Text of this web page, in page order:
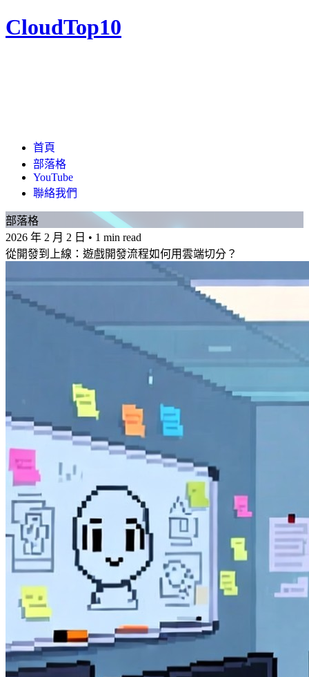
CloudTop10
首頁
部落格
YouTube
聯絡我們
部落格
2026 年 2 月 2 日 • 1 min read
從開發到上線：遊戲開發流程如何用雲端切分？